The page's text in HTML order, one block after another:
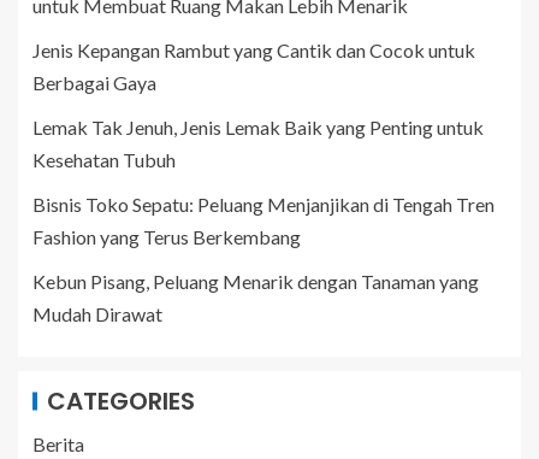
untuk Membuat Ruang Makan Lebih Menarik
Jenis Kepangan Rambut yang Cantik dan Cocok untuk
Berbagai Gaya
Lemak Tak Jenuh, Jenis Lemak Baik yang Penting untuk
Kesehatan Tubuh
Bisnis Toko Sepatu: Peluang Menjanjikan di Tengah Tren
Fashion yang Terus Berkembang
Kebun Pisang, Peluang Menarik dengan Tanaman yang
Mudah Dirawat
CATEGORIES
Berita